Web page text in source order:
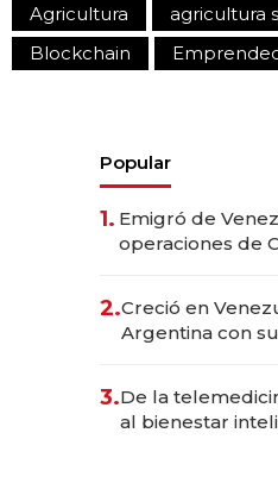
Agricultura agricultura
Blockchain
Popular
1. Emigró de
operaciones de
2.Creció en
Argentina con
las marcas "fast
3.De la
al bienestar